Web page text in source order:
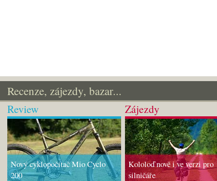
Recenze, zájezdy, bazar...
Review
Nový cyklopočítač Mio Cyclo
200
Zájezdy
Kololoď nově i ve verzi pro
silničáře